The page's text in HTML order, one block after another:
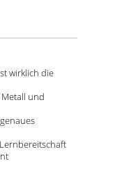
wirklich die
und